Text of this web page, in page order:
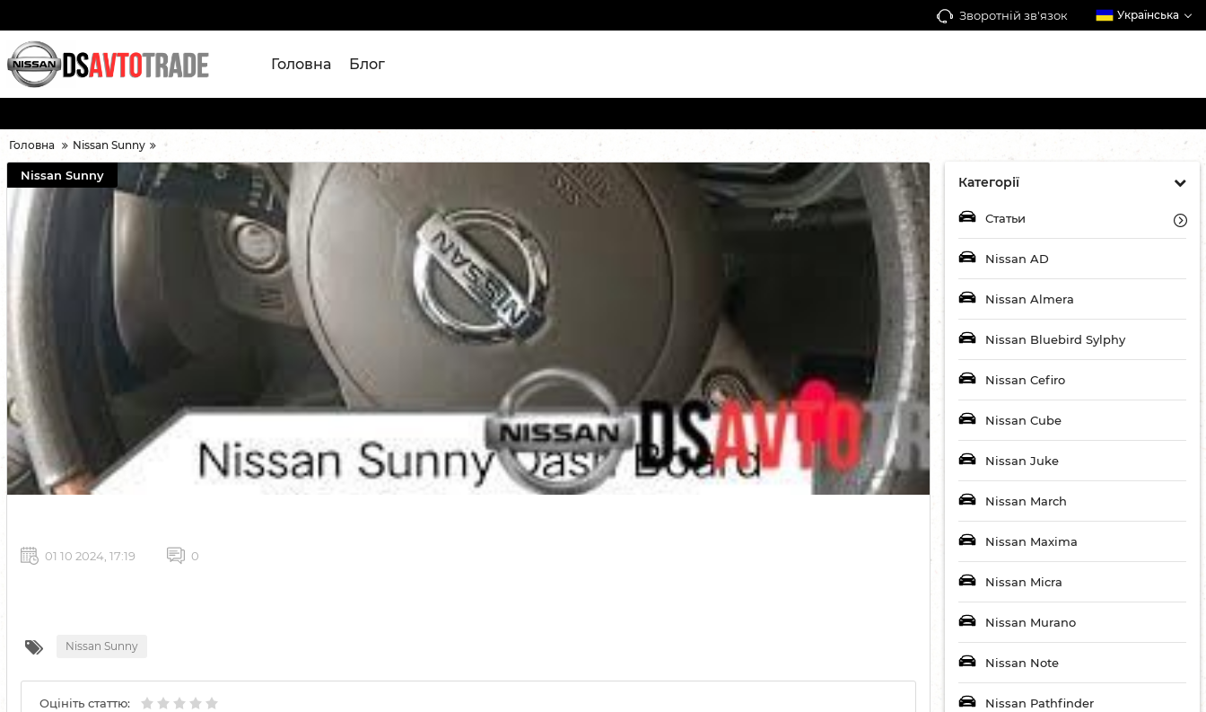
Зворотній зв'язок Українська
Головна Блог
Головна Nissan Sunny
Категорії
Статьи
Nissan AD
Nissan Almera
Nissan Bluebird Sylphy
Nissan Cefiro
Nissan Cube
Nissan Juke
Nissan March
Nissan Maxima
Nissan Micra
Nissan Murano
Nissan Note
Nissan Pathfinder
Nissan Sunny
01 10 2024, 17:19 0
Nissan Sunny
Оцініть статтю: